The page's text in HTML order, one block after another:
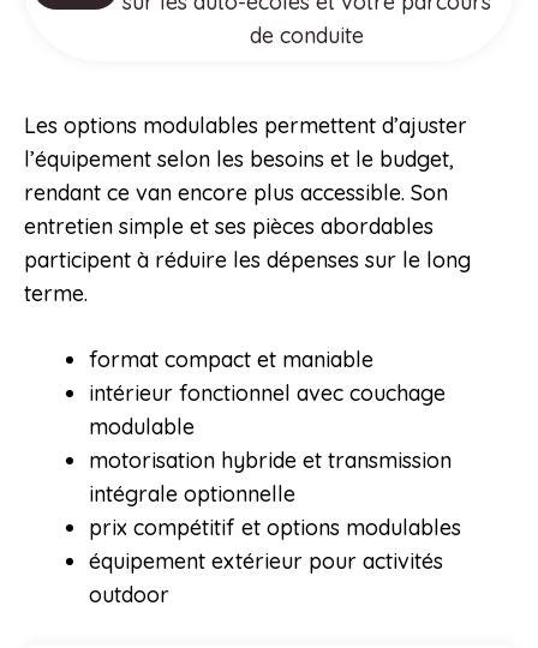
de conduite
Les options modulables permettent d’ajuster
l’équipement selon les besoins et le budget,
rendant ce van encore plus accessible. Son
entretien simple et ses pièces abordables
participent à réduire les dépenses sur le long
terme.
format compact et maniable
intérieur fonctionnel avec couchage
modulable
motorisation hybride et transmission
intégrale optionnelle
prix compétitif et options modulables
équipement extérieur pour activités
outdoor